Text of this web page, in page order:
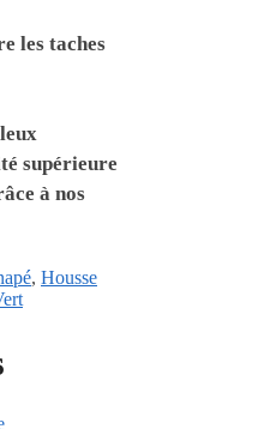
les taches
supérieure
à nos
, Housse